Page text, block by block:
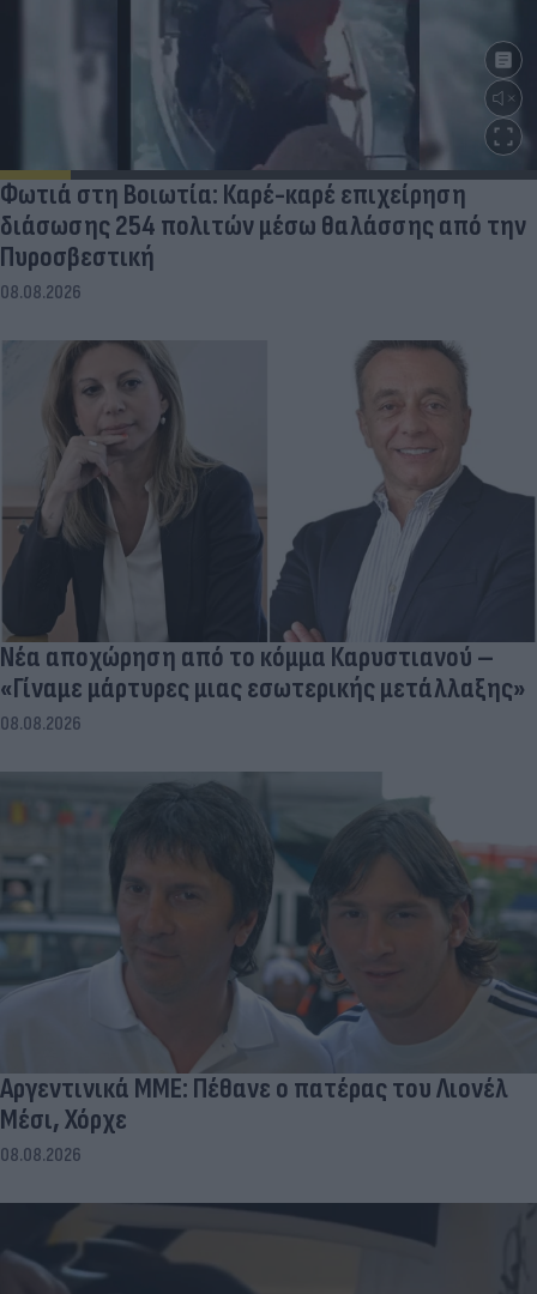
Φωτιά στη Βοιωτία: Καρέ-καρέ επιχείρηση
διάσωσης 254 πολιτών μέσω θαλάσσης από την
Πυροσβεστική
08.08.2026
Νέα αποχώρηση από το κόμμα Καρυστιανού –
«Γίναμε μάρτυρες μιας εσωτερικής μετάλλαξης»
08.08.2026
Αργεντινικά ΜΜΕ: Πέθανε ο πατέρας του Λιονέλ
Μέσι, Χόρχε
08.08.2026